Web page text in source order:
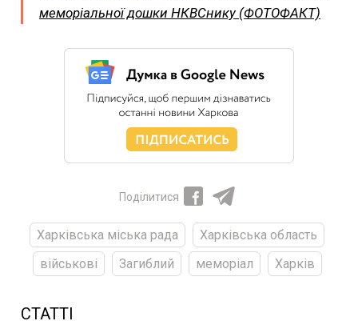
меморіальної дошки НКВСнику (ФОТОФАКТ)
Поділитися
Харківська міська рада
Харківська область
військові
Загиблий меморіал Харків
СТАТТІ